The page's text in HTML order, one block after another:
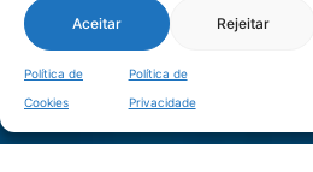
Aceitar Rejeitar
Política de
Cookies
Política de
Privacidade
LOCALIZAÇÃO